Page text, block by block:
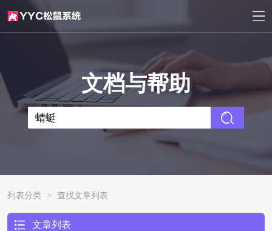
文档与帮助
列表分类 > 查找文章列表
文章列表